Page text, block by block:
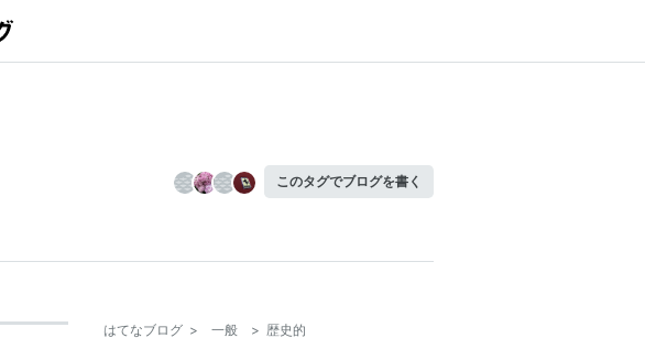
このタグでブログを書く
はてなブログ > 一般 > 歴史的